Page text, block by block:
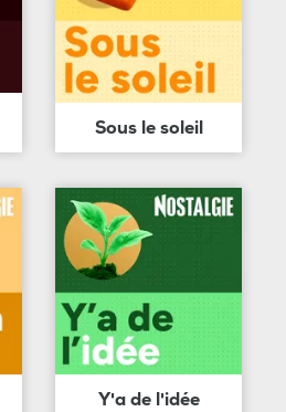
Sous le soleil
Y'a de l'idée